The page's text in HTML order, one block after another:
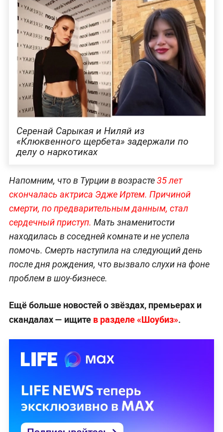
Серенай Сарыкая и Ниляй из
«Клюквенного щербета» задержали по
делу о наркотиках
Напомним, что в Турции в возрасте35 лет
скончалась актриса Эдже Иртем. Причиной
смерти, по предварительным данным, стал
сердечный приступ. Мать знаменитости
находилась в соседней комнате и не успела
помочь. Смерть наступила на следующий день
после дня рождения, что вызвало слухи на фоне
проблем в шоу-бизнесе.
Ещё больше новостей о звёздах, премьерах и
скандалах — ищите в разделе «Шоубиз».